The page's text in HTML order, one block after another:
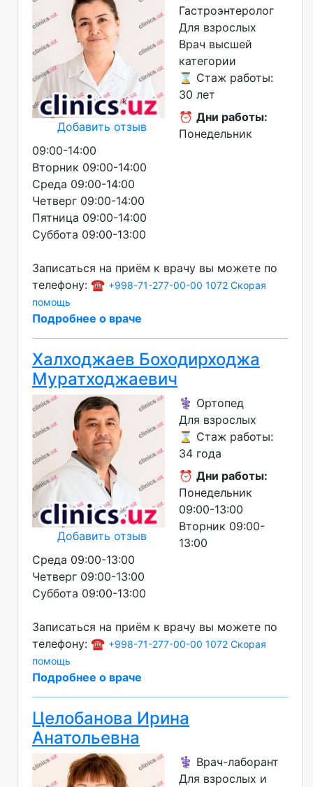
Добавить отзыв
Гастроэнтеролог
Для взрослых
Врач высшей
категории
⌛ Стаж работы:
30 лет
⏰ Дни работы:
Понедельник
09:00-14:00
Вторник 09:00-14:00
Среда 09:00-14:00
Четверг 09:00-14:00
Пятница 09:00-14:00
Суббота 09:00-13:00
Записаться на приём к врачу вы можете по
телефону: ☎️ +998-71-277-00-00 1072 Скорая
помощь
Подробнее о враче
Халходжаев Боходирходжа
Муратходжаевич
Добавить отзыв
⚕️ Ортопед
Для взрослых
⌛ Стаж работы:
34 года
⏰ Дни работы:
Понедельник
09:00-13:00
Вторник 09:00-
13:00
Среда 09:00-13:00
Четверг 09:00-13:00
Суббота 09:00-13:00
Записаться на приём к врачу вы можете по
телефону: ☎️ +998-71-277-00-00 1072 Скорая
помощь
Подробнее о враче
Целобанова Ирина
Анатольевна
⚕️ Врач-лаборант
Для взрослых и